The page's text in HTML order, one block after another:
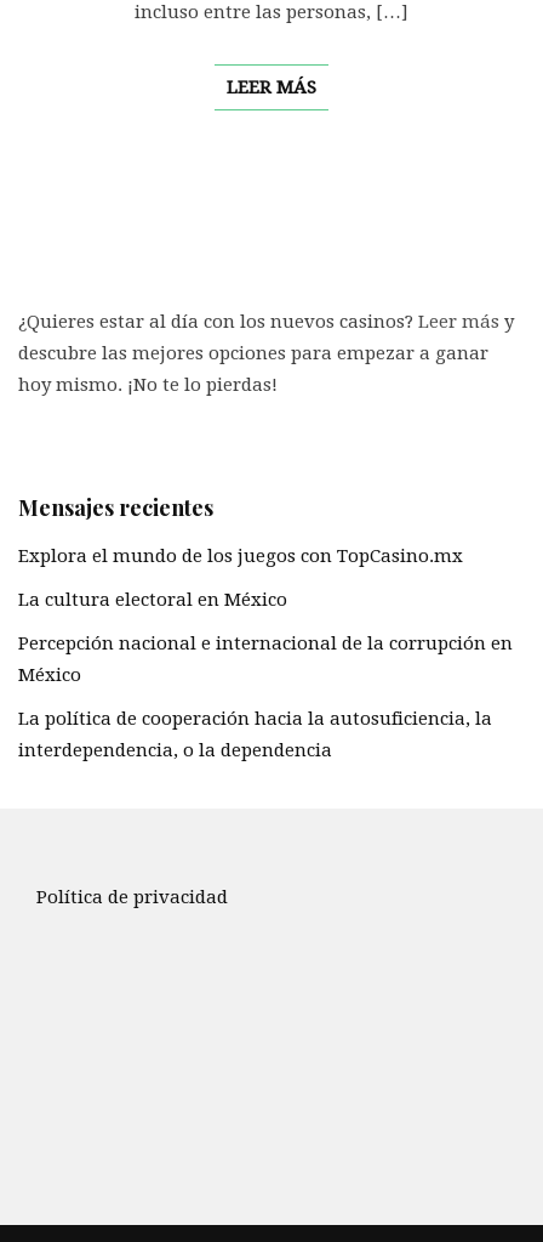
incluso entre las personas, […]
LEER MÁS
¿Quieres estar al día con los nuevos casinos? Leer más y
descubre las mejores opciones para empezar a ganar
hoy mismo. ¡No te lo pierdas!
Mensajes recientes
Explora el mundo de los juegos con TopCasino.mx
La cultura electoral en México
Percepción nacional e internacional de la corrupción en
México
La política de cooperación hacia la autosuficiencia, la
interdependencia, o la dependencia
Política de privacidad